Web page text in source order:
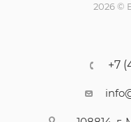
2026 ©
+7